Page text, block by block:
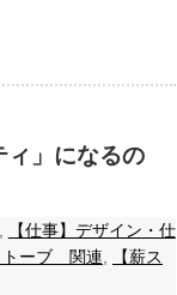
ィ」になるの
【仕事】デザイン・仕
トーブ 関連
【薪ス